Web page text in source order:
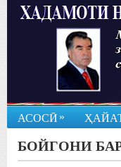
АСОСӢ »
БОЙГОНИ